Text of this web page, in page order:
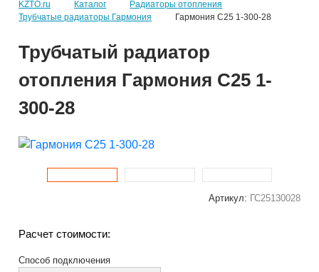
KZTO.ru Каталог
Радиаторы отопления
Трубчатые радиаторы Гармония
Гармония С25 1-300-28
Трубчатый радиатор
отопления Гармония С25 1-
300-28
Артикул: ГС25130028
Расчет стоимости:
Способ подключения